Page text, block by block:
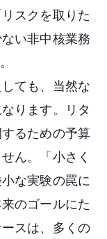
スクを取りた
い非中核業務
ても、当然な
ります。リタ
るための予算
ん。「小さく
な実験の罠に
のゴールにた
スは、多くの